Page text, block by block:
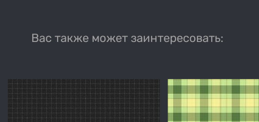
Вас также может заинтересовать: